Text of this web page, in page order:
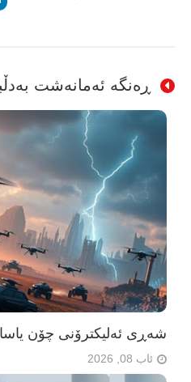
ڕەنگە ئەمانەشت
شەڕی ئەلیکترۆنی چۆن
ئاب 08, 2026